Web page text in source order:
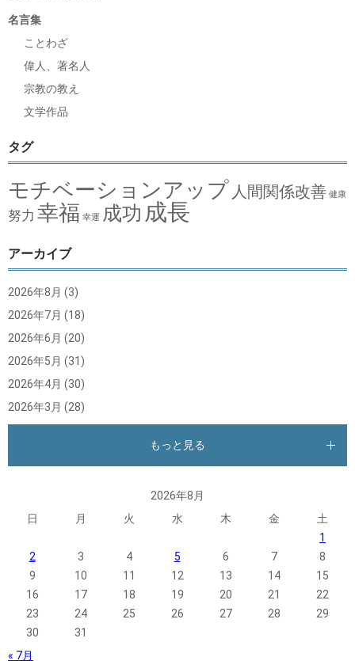
名言集
ことわざ
偉人、著名人
宗教の教え
文学作品
タグ
モチベーションアップ 人間関係改善 健康
努力 幸福 幸運 成功 成長
アーカイブ
2026年8月 (3)
2026年7月 (18)
2026年6月 (20)
2026年5月 (31)
2026年4月 (30)
2026年3月 (28)
もっと見る
2026年8月
日
月 火 水 木 金
土
1
2
3 4 5 6 7
8
9
10 11 12 13 14
15
16
17 18 19 20 21
22
23
24 25 26 27 28
29
30
31
« 7月